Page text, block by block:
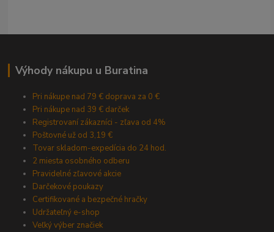
Výhody nákupu u Buratina
Pri nákupe nad 79 € doprava za 0 €
Pri nákupe nad 39 € darček
Registrovaní zákazníci - zľava od 4%
Poštovné už od 3,19 €
Tovar skladom-expedícia do 24 hod.
2 miesta osobného odberu
Pravidelné zľavové akcie
Darčekové poukazy
Certifikované a bezpečné hračky
Udržateľný e-shop
Veľký výber značiek